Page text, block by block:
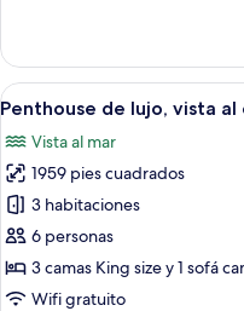
de
lujo,
vista
la
montaña
Abrir
todas
las
fotos
de
Penthouse
de
lujo,
32
Penthouse de lujo, vista al
Vista al mar
1959 pies cuadrados
3 habitaciones
6 personas
3 camas King size y 1 sofá
Wifi gratuito